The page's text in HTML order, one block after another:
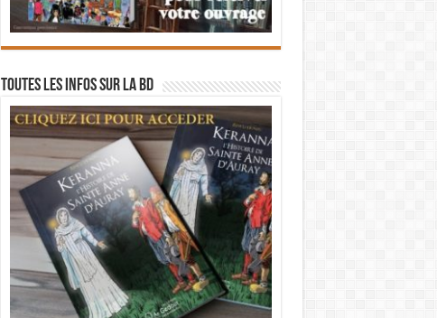
Toutes les infos sur la BD